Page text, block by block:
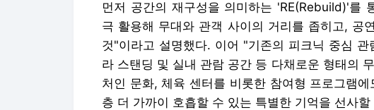
먼저 공간의 재구성을 의미하는 'RE(Rebuild)'를
극 활용해 무대와 관객 사이의 거리를 좁히고, 공
것"이라고 설명했다. 이어 "기존의 피크닉 중심
라 스탠딩 및 실내 관람 공간 등 다채로운 형태의
처인 문화, 체육 센터를 비롯한 참여형 프로그램
층 더 가까이 호흡할 수 있는 특별한 기억을 선사